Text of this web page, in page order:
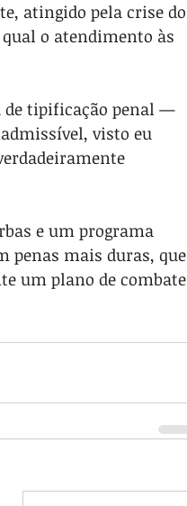
atingido pela crise do
qual o atendimento às
de tipificação penal —
visto eu
e um programa
penas mais duras, que
um plano de combate